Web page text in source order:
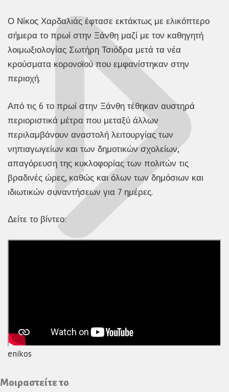
Ο Νίκος Χαρδαλιάς έφτασε εκτάκτως με ελικόπτερο
σήμερα το πρωί στην Ξάνθη μαζί με τον καθηγητή
λοιμωξιολογίας Σωτήρη Τσιόδρα μετά τα νέα
κρούσματα κορονοϊού που εμφανίστηκαν στην
περιοχή.
Από τις 6 το πρωί στην Ξάνθη τέθηκαν αυστηρά
περιοριστικά μέτρα που μεταξύ άλλων
περιλαμβάνουν αναστολή λειτουργίας των
νηπιαγωγείων και των δημοτικών σχολείων,
απαγόρευση της κυκλοφορίας των πολιτών τις
βραδινές ώρες, καθώς και όλων των δημόσιων και
ιδιωτικών συναντήσεων για 7 ημέρες.
Δείτε το βίντεο:
enikos
Μοιραστείτε το